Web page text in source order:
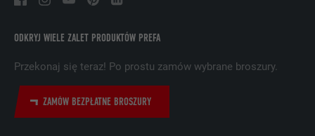
ODKRYJ WIELE ZALET PRODUKTÓW PREFA
Przekonaj się teraz! Po prostu zamów wybrane broszury.
ZAMÓW BEZPŁATNE BROSZURY
na preferencjach odwiedzającego.
DOSTAWCA LinkedIn
PROCEDURA 1 dzień